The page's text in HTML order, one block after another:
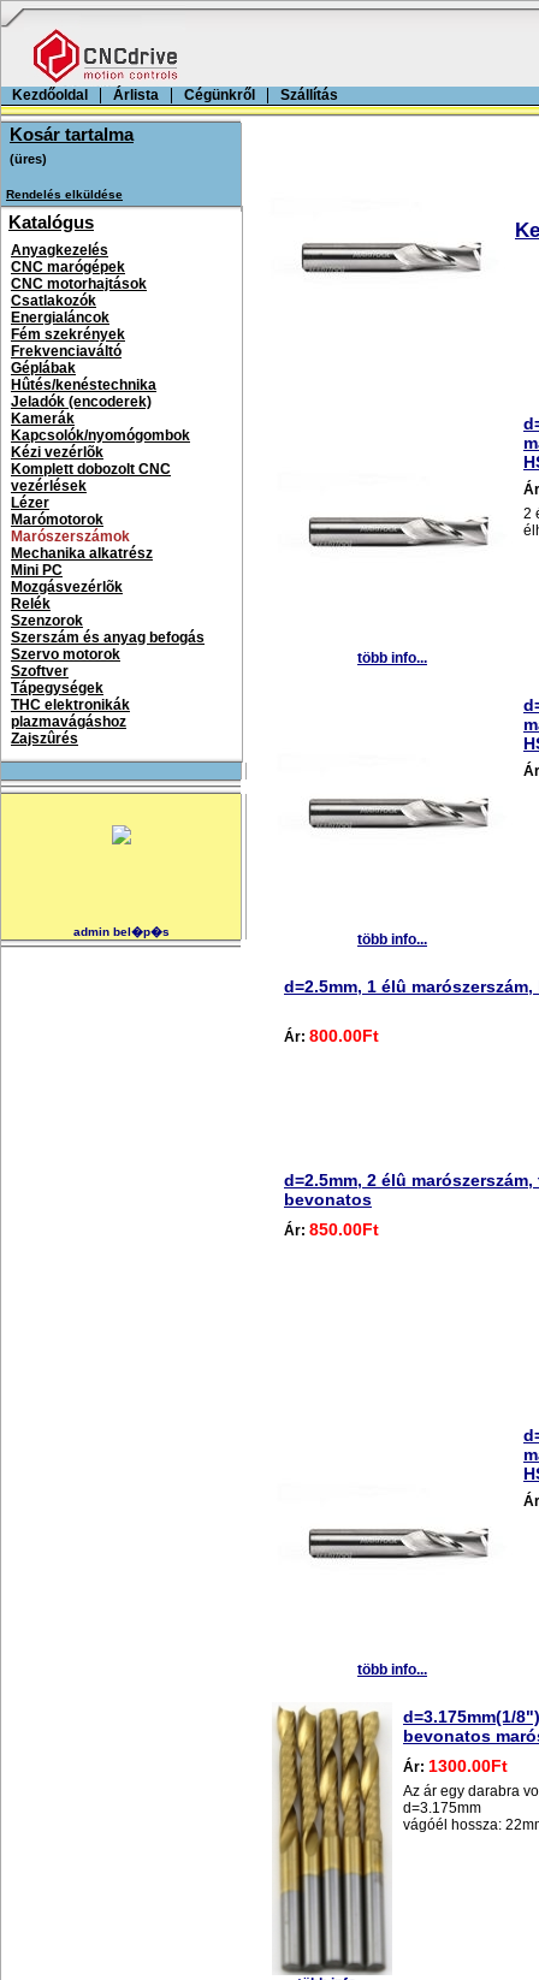
Kezdőoldal Árlista Cégünkről Szállítás
Kosár tartalma
Rendelés elküldése
Katalógus
Anyagkezelés
CNC marógépek
CNC motorhajtások
Csatlakozók
Energialáncok
Fém szekrények
Frekvenciaváltó
Géplábak
Hûtés/kenéstechnika
Jeladók (encoderek)
Kamerák
Kapcsolók/nyomógombok
Kézi vezérlõk
Komplett dobozolt CNC
vezérlések
Lézer
Marómotorok
Marószerszámok
Mechanika alkatrész
Mini PC
Mozgásvezérlõk
Relék
Szenzorok
Szerszám és anyag befogás
Szervo motorok
Szoftver
Tápegységek
THC elektronikák
plazmavágáshoz
Zajszûrés
admin bel�p�s
több info...
2
több info...
d=2.5mm, 1 élû
Ár: 800.00Ft
d=2.5mm, 2 élû
bevonatos
Ár: 850.00Ft
több info...
d=3.175mm(1/
bevonatos
Ár: 1300.00Ft
Az ár egy darabra
d=3.175mm
vágóél hossza: